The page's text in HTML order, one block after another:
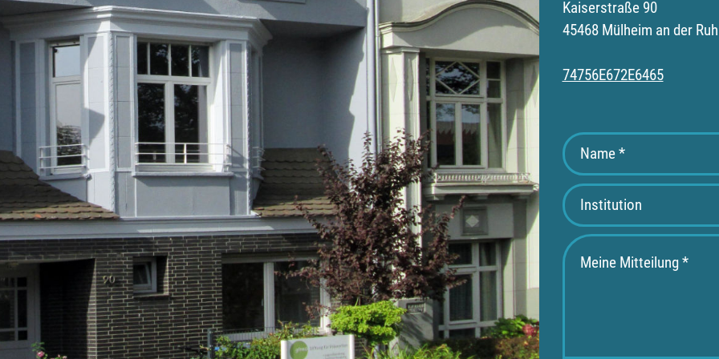
Kaiserstraße 90
45468 Mülheim an der
74756E672E6465